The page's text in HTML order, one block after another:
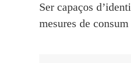
Ser capaços
mesures de